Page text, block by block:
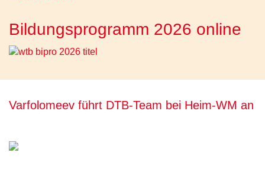
Bildungsprogramm 2026 online
Varfolomeev führt DTB-Team bei Heim-WM an